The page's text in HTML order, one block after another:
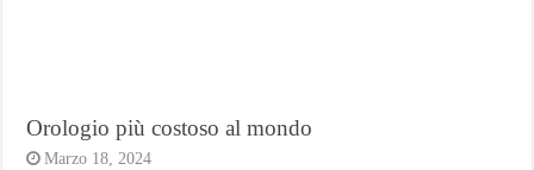
Orologio più costoso al mondo
Marzo 18, 2024